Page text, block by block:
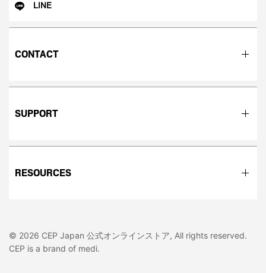
LINE
CONTACT
SUPPORT
RESOURCES
© 2026 CEP Japan 公式オンラインストア, All rights reserved.
CEP is a brand of medi.